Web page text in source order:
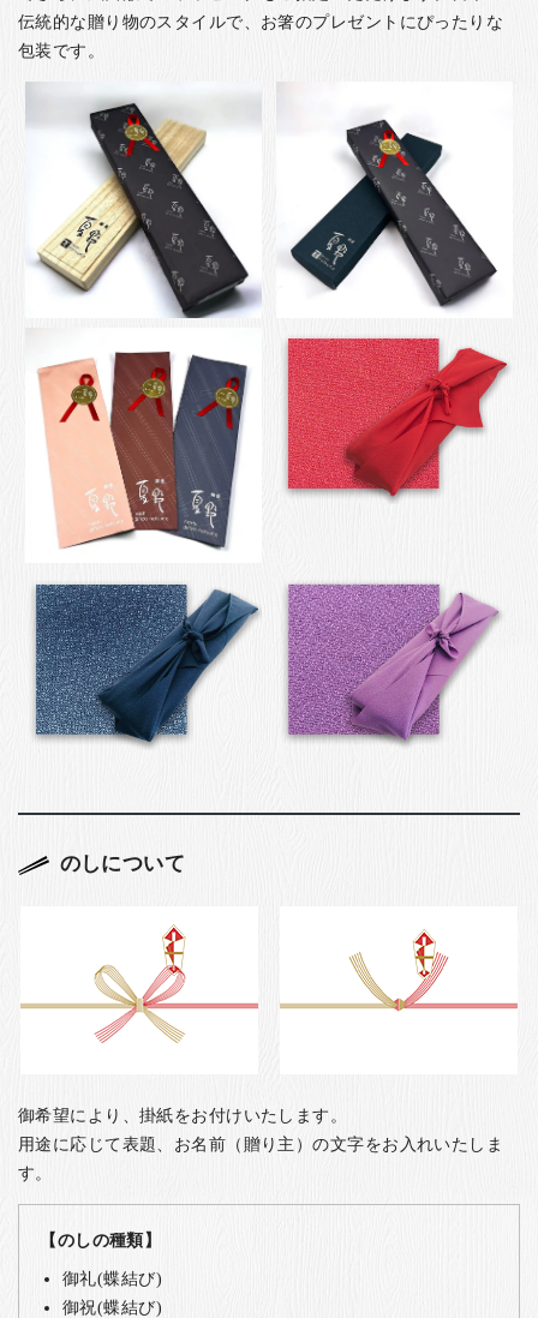
伝統的な贈り物のスタイルで、お箸のプレゼントにぴったりな
包装です。
のしについて
御希望により、掛紙をお付けいたします。
用途に応じて表題、お名前（贈り主）の文字をお入れいたしま
す。
【のしの種類】
御礼(蝶結び)
御祝(蝶結び)